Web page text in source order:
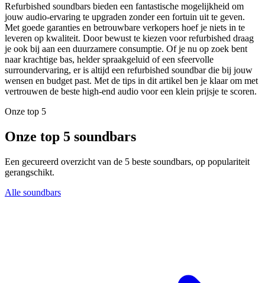
Refurbished soundbars bieden een fantastische mogelijkheid om
jouw audio-ervaring te upgraden zonder een fortuin uit te geven.
Met goede garanties en betrouwbare verkopers hoef je niets in te
leveren op kwaliteit. Door bewust te kiezen voor refurbished draag
je ook bij aan een duurzamere consumptie. Of je nu op zoek bent
naar krachtige bas, helder spraakgeluid of een sfeervolle
surroundervaring, er is altijd een refurbished soundbar die bij jouw
wensen en budget past. Met de tips in dit artikel ben je klaar om met
vertrouwen de beste high-end audio voor een klein prijsje te scoren.
Onze top 5
Onze top 5 soundbars
Een gecureerd overzicht van de 5 beste soundbars, op populariteit
gerangschikt.
Alle soundbars